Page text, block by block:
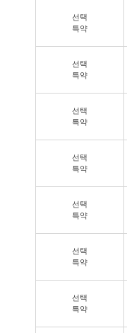
선택
특약
선택
특약
선택
특약
선택
특약
선택
특약
선택
특약
선택
특약